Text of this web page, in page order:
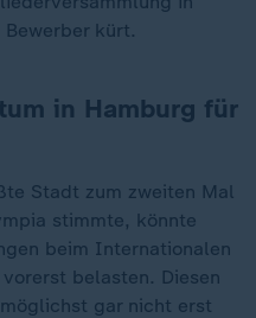
kürt.
in Hamburg für
Stadt zum zweiten Mal
stimmte, könnte
beim Internationalen
belasten. Diesen
gar nicht erst